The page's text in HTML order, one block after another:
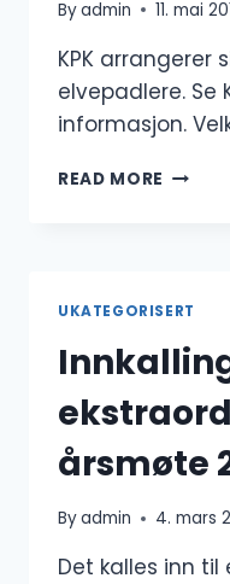
Byadmin 11. mai
KPK arrangerer
elvepadlere. Se
informasjon.
READ MORE
UKATEGORISERT
årsmøte
Byadmin 4. mars
Det kalles inn